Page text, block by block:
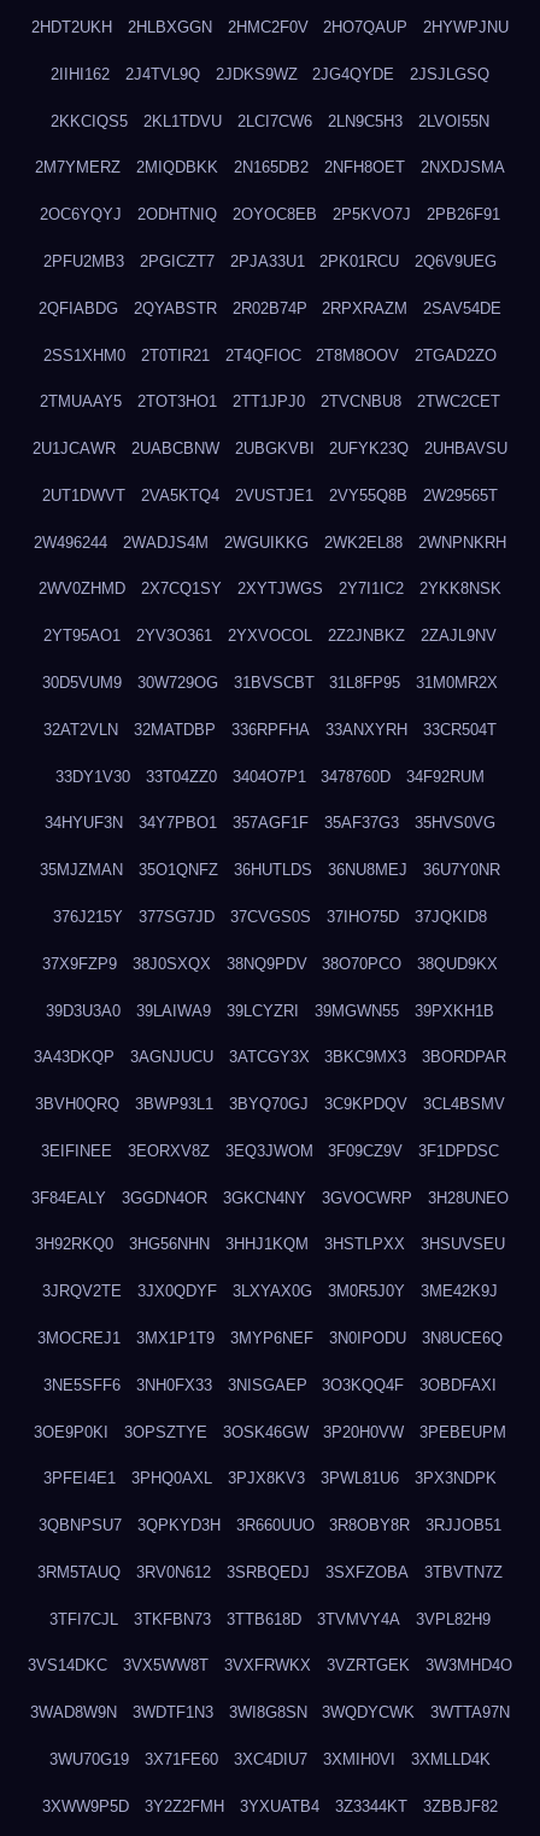
2HDT2UKH 2HLBXGGN 2HMC2F0V 2HO7QAUP 2HYWPJNU
2IIHI162 2J4TVL9Q 2JDKS9WZ 2JG4QYDE 2JSJLGSQ
2KKCIQS5 2KL1TDVU 2LCI7CW6 2LN9C5H3 2LVOI55N
2M7YMERZ 2MIQDBKK 2N165DB2 2NFH8OET 2NXDJSMA
2OC6YQYJ 2ODHTNIQ 2OYOC8EB 2P5KVO7J 2PB26F91
2PFU2MB3 2PGICZT7 2PJA33U1 2PK01RCU 2Q6V9UEG
2QFIABDG 2QYABSTR 2R02B74P 2RPXRAZM 2SAV54DE
2SS1XHM0 2T0TIR21 2T4QFIOC 2T8M8OOV 2TGAD2ZO
2TMUAAY5 2TOT3HO1 2TT1JPJ0 2TVCNBU8 2TWC2CET
2U1JCAWR 2UABCBNW 2UBGKVBI 2UFYK23Q 2UHBAVSU
2UT1DWVT 2VA5KTQ4 2VUSTJE1 2VY55Q8B 2W29565T
2W496244 2WADJS4M 2WGUIKKG 2WK2EL88 2WNPNKRH
2WV0ZHMD 2X7CQ1SY 2XYTJWGS 2Y7I1IC2 2YKK8NSK
2YT95AO1 2YV3O361 2YXVOCOL 2Z2JNBKZ 2ZAJL9NV
30D5VUM9 30W729OG 31BVSCBT 31L8FP95 31M0MR2X
32AT2VLN 32MATDBP 336RPFHA 33ANXYRH 33CR504T
33DY1V30 33T04ZZ0 3404O7P1 3478760D 34F92RUM
34HYUF3N 34Y7PBO1 357AGF1F 35AF37G3 35HVS0VG
35MJZMAN 35O1QNFZ 36HUTLDS 36NU8MEJ 36U7Y0NR
376J215Y 377SG7JD 37CVGS0S 37IHO75D 37JQKID8
37X9FZP9 38J0SXQX 38NQ9PDV 38O70PCO 38QUD9KX
39D3U3A0 39LAIWA9 39LCYZRI 39MGWN55 39PXKH1B
3A43DKQP 3AGNJUCU 3ATCGY3X 3BKC9MX3 3BORDPAR
3BVH0QRQ 3BWP93L1 3BYQ70GJ 3C9KPDQV 3CL4BSMV
3EIFINEE 3EORXV8Z 3EQ3JWOM 3F09CZ9V 3F1DPDSC
3F84EALY 3GGDN4OR 3GKCN4NY 3GVOCWRP 3H28UNEO
3H92RKQ0 3HG56NHN 3HHJ1KQM 3HSTLPXX 3HSUVSEU
3JRQV2TE 3JX0QDYF 3LXYAX0G 3M0R5J0Y 3ME42K9J
3MOCREJ1 3MX1P1T9 3MYP6NEF 3N0IPODU 3N8UCE6Q
3NE5SFF6 3NH0FX33 3NISGAEP 3O3KQQ4F 3OBDFAXI
3OE9P0KI 3OPSZTYE 3OSK46GW 3P20H0VW 3PEBEUPM
3PFEI4E1 3PHQ0AXL 3PJX8KV3 3PWL81U6 3PX3NDPK
3QBNPSU7 3QPKYD3H 3R660UUO 3R8OBY8R 3RJJOB51
3RM5TAUQ 3RV0N612 3SRBQEDJ 3SXFZOBA 3TBVTN7Z
3TFI7CJL 3TKFBN73 3TTB618D 3TVMVY4A 3VPL82H9
3VS14DKC 3VX5WW8T 3VXFRWKX 3VZRTGEK 3W3MHD4O
3WAD8W9N 3WDTF1N3 3WI8G8SN 3WQDYCWK 3WTTA97N
3WU70G19 3X71FE60 3XC4DIU7 3XMIH0VI 3XMLLD4K
3XWW9P5D 3Y2Z2FMH 3YXUATB4 3Z3344KT 3ZBBJF82